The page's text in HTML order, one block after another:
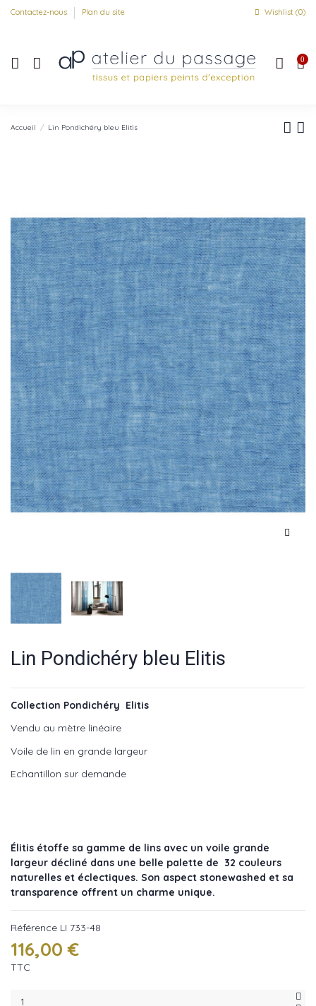
Contactez-nous Plan du site Wishlist (0)
0
Accueil Lin Pondichéry bleu Elitis
Lin Pondichéry bleu Elitis
Collection Pondichéry Elitis
Vendu au mètre linéaire
Voile de lin en grande largeur
Echantillon sur demande
Élitis étoffe sa gamme de lins avec un voile grande
largeur décliné dans une belle palette de 32 couleurs
naturelles et éclectiques. Son aspect stonewashed et sa
transparence offrent un charme unique.
Référence LI 733-48
116,00 €
TTC